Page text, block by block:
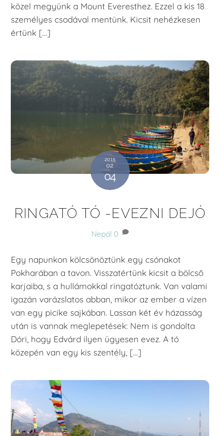
közel megyünk a Mount Everesthez. Ezzel a kis 18
személyes csodával mentünk. Kicsit nehézkesen
értünk […]
2015
02
04
RINGATÓ TÓ -EVEZNI DEJÓ
Nepál 0
Egy napunkon kölcsönöztünk egy csónakot
Pokharában a tavon. Visszatértünk kicsit a bölcső
karjaiba, s a hullámokkal ringatóztunk. Van valami
igazán varázslatos abban, mikor az ember a vízen
van egy picike sajkában. Lassan két év házasság
után is vannak meglepetések: Nem is gondolta
Dóri, hogy Edvárd ilyen ügyesen evez. A tó
közepén van egy kis szentély, […]